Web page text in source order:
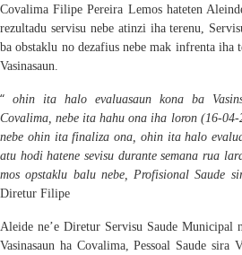
Covalima Filipe Pereira Lemos hateten
rezultadu servisu nebe atinzi iha terenu,
ba obstaklu no dezafius nebe mak infrenta iha
Vasinasaun.
“ ohin ita halo evaluasaun kona ba
Covalima, nebe ita hahu ona iha loron (16-
nebe ohin ita finaliza ona, ohin ita halo
atu hodi hatene sevisu durante semana rua
mos opstaklu balu nebe, Profisional Saude
Diretur Filipe
Aleide ne’e Diretur Servisu Saude Municipal
Vasinasaun ha Covalima, Pessoal Saude sira